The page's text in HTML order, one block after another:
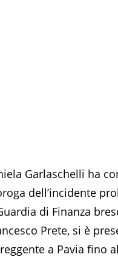
Garlaschelli ha
dell’incidente
di Finanza
Prete, si è
a Pavia fino